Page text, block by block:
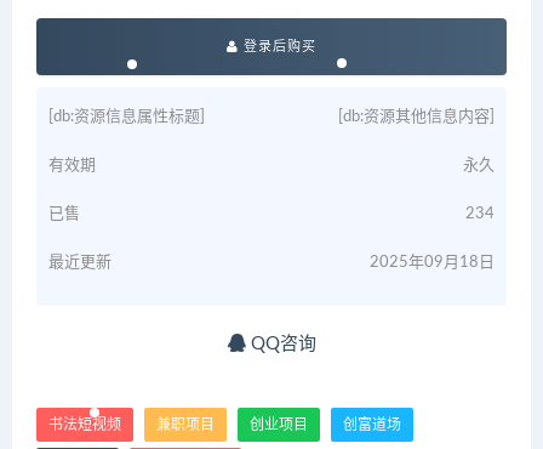
登录后购买
[db:资源信息属性标题] [db:资源其他信息内容]
有效期 永久
已售 234
最近更新 2025年09月18日
QQ咨询
书法短视频 兼职项目 创业项目 创富道场